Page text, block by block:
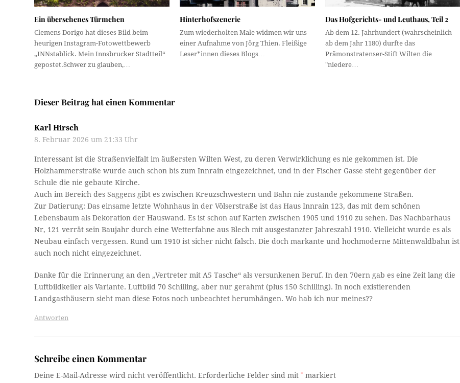
Ein übersehenes Türmchen
Clemens Dorigo hat dieses Bild beim
heurigen Instagram-Fotowettbewerb
„INNstablick. Mein Innsbrucker Stadtteil“
gepostet.Schwer zu glauben,…
Hinterhofszenerie
Zum wiederholten Male widmen wir uns
einer Aufnahme von Jörg Thien. Fleißige
Leser*innen dieses Blogs…
Das Hofgerichts- und Leuthaus, Teil 2
Ab dem 12. Jahrhundert (wahrscheinlich
ab dem Jahr 1180) durfte das
Prämonstratenser-Stift Wilten die
"niedere…
Dieser Beitrag hat einen Kommentar
Karl Hirsch
8. Februar 2026 um 21:33 Uhr
Interessant ist die Straßenvielfalt im äußersten Wilten West, zu deren Verwirklichung es nie gekommen ist. Die
Holzhammerstraße wurde auch schon bis zum Innrain eingezeichnet, und in der Fischer Gasse steht gegenüber der
Schule die nie gebaute Kirche.
Auch im Bereich des Saggens gibt es zwischen Kreuzschwestern und Bahn nie zustande gekommene Straßen.
Zur Datierung: Das einsame letzte Wohnhaus in der Völserstraße ist das Haus Innrain 123, das mit dem schönen
Lebensbaum als Dekoration der Hauswand. Es ist schon auf Karten zwischen 1905 und 1910 zu sehen. Das Nachbarhaus
Nr, 121 verrät sein Baujahr durch eine Wetterfahne aus Blech mit ausgestanzter Jahreszahl 1910. Vielleicht wurde es als
Neubau einfach vergessen. Rund um 1910 ist sicher nicht falsch. Die doch markante und hochmoderne Mittenwaldbahn ist
auch noch nicht eingezeichnet.
Danke für die Erinnerung an den „Vertreter mit A5 Tasche“ als versunkenen Beruf. In den 70ern gab es eine Zeit lang die
Luftbildkeiler als Variante. Luftbild 70 Schilling, aber nur gerahmt (plus 150 Schilling). In noch existierenden
Landgasthäusern sieht man diese Fotos noch unbeachtet herumhängen. Wo hab ich nur meines??
Antworten
Schreibe einen Kommentar
Deine E-Mail-Adresse wird nicht veröffentlicht. Erforderliche Felder sind mit* markiert